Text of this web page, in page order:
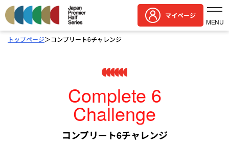
MENU
マイページ
トップページ＞コンプリート6チャレンジ
Complete 6
Challenge
コンプリート6チャレンジ